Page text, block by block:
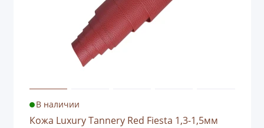
В наличии
Кожа Luxury Tannery Red Fiesta 1,3-1,5мм